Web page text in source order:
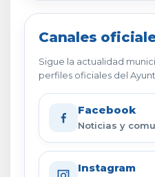
Canales
Sigue la actualidad
perfiles oficiales del
Facebook
Noticias y
Instagram